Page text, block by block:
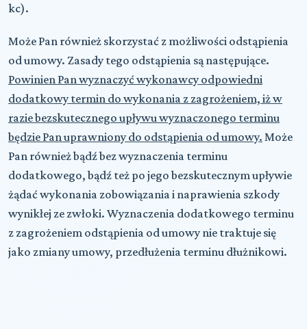
kc).
Może Pan również skorzystać z możliwości odstąpienia
od umowy. Zasady tego odstąpienia są następujące.
Powinien Pan wyznaczyć wykonawcy odpowiedni
dodatkowy termin do wykonania z zagrożeniem, iż w
razie bezskutecznego upływu wyznaczonego terminu
będzie Pan uprawniony do odstąpienia od umowy. Może
Pan również bądź bez wyznaczenia terminu
dodatkowego, bądź też po jego bezskutecznym upływie
żądać wykonania zobowiązania i naprawienia szkody
wynikłej ze zwłoki. Wyznaczenia dodatkowego terminu
z zagrożeniem odstąpienia od umowy nie traktuje się
jako zmiany umowy, przedłużenia terminu dłużnikowi.